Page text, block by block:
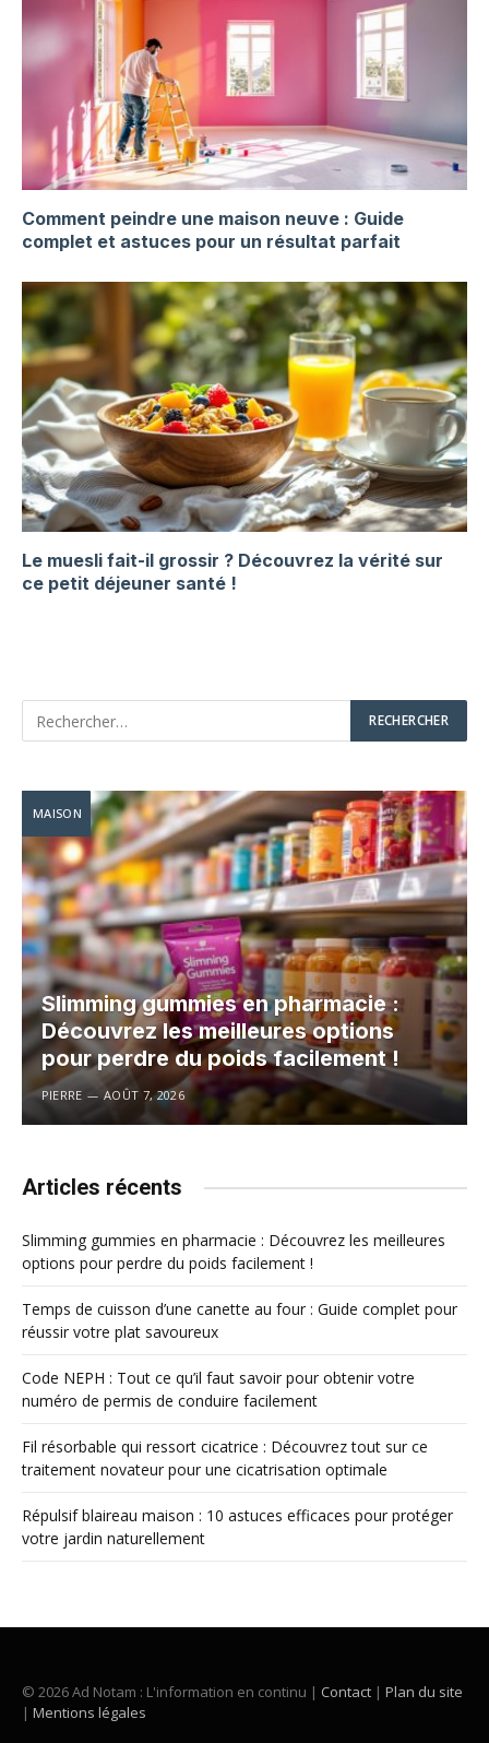
Comment peindre une maison neuve : Guide
complet et astuces pour un résultat parfait
Le muesli fait-il grossir ? Découvrez la vérité sur
ce petit déjeuner santé !
MAISON
Slimming gummies en pharmacie :
Découvrez les meilleures options
pour perdre du poids facilement !
PIERRE AOÛT 7, 2026
Articles récents
Slimming gummies en pharmacie : Découvrez les meilleures
options pour perdre du poids facilement !
Temps de cuisson d’une canette au four : Guide complet pour
réussir votre plat savoureux
Code NEPH : Tout ce qu’il faut savoir pour obtenir votre
numéro de permis de conduire facilement
Fil résorbable qui ressort cicatrice : Découvrez tout sur ce
traitement novateur pour une cicatrisation optimale
Répulsif blaireau maison : 10 astuces efficaces pour protéger
votre jardin naturellement
© 2026 Ad Notam : L'information en continu | Contact | Plan du site
| Mentions légales